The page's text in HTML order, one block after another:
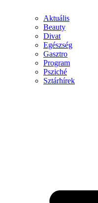
Aktuális
Beauty
Divat
Egészség
Gasztro
Program
Psziché
Sztárhírek